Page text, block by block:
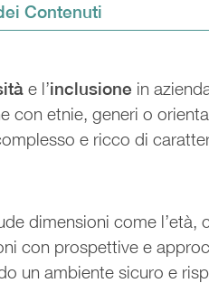
Contenuti
e l’inclusione in
con etnie, generi o
e ricco di
dimensioni come l’età,
con prospettive e
un ambiente sicuro e